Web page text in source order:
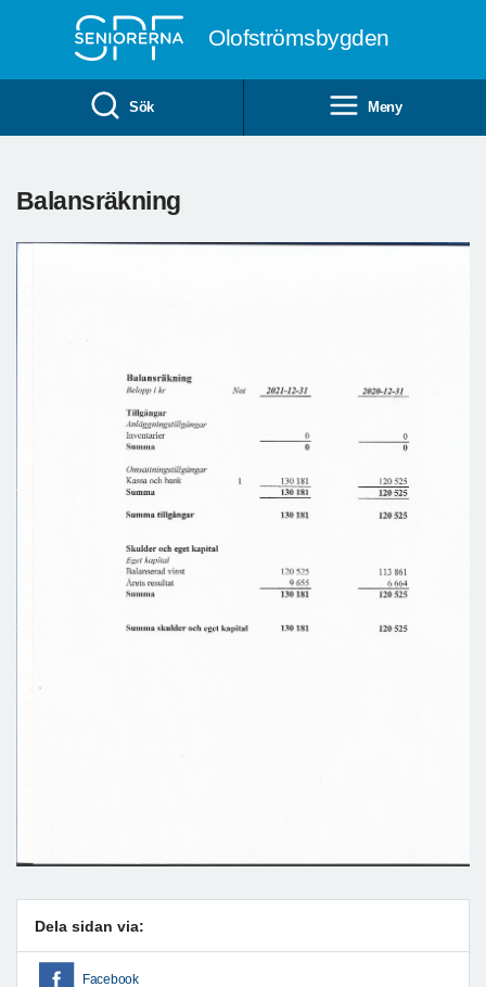
Olofströmsbygden
Sök Meny
Balansräkning
Dela sidan via:
Facebook